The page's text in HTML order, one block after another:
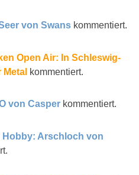
von Swans kommentiert.
Open Air: In Schleswig-
kommentiert.
von Casper kommentiert.
Hobby: Arschloch von